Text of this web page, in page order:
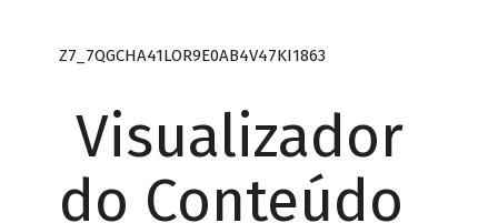
Z7_7QGCHA41LOR9E0AB4V47KI1863
Visualizador
do Conteúdo